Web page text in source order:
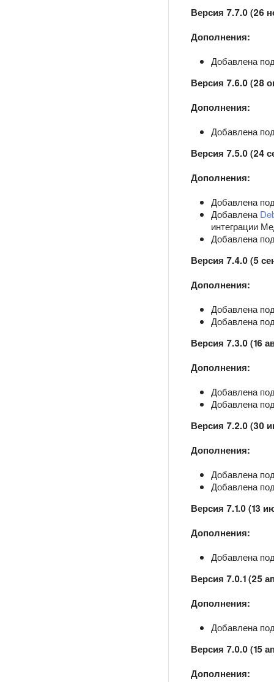
Версия 7.7.0 (26
Дополнения:
Добавлена
Версия 7.6.0 (28
Дополнения:
Добавлена
Версия 7.5.0 (24
Дополнения:
Добавлена
Добавлена
интеграции
Добавлена
Версия 7.4.0 (5
Дополнения:
Добавлена
Добавлена
Версия 7.3.0 (16
Дополнения:
Добавлена
Добавлена
Версия 7.2.0 (30
Дополнения:
Добавлена
Добавлена
Версия 7.1.0 (13
Дополнения:
Добавлена
Версия 7.0.1 (25
Дополнения:
Добавлена
Версия 7.0.0 (15
Дополнения: